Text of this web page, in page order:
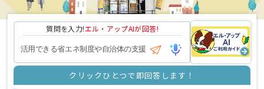
質問を入力!エル・アップAIが回答!